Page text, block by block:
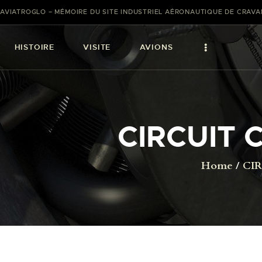
AVIATROGLO – MÉMOIRE DU SITE INDUSTRIEL AÉRONAUTIQUE DE
HISTOIRE VISITE AVIONS
CIRCUIT
Home